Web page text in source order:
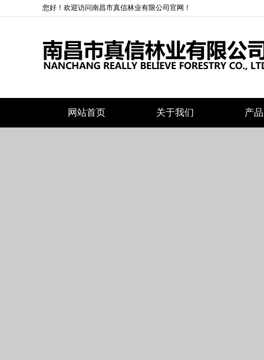
您好！欢迎访问南昌市真信林业有限公司官网！
网站首页 关于我们 产